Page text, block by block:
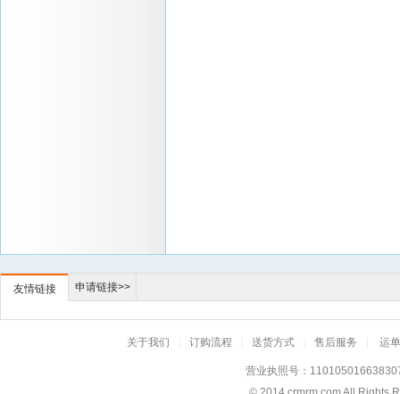
友情链接 申请链接>>
关于我们 订购流程 送货方式 售后服务 运
营业执照号：